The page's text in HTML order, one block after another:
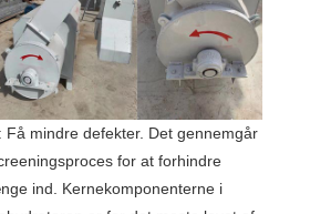
Få mindre defekter. Det gennemgår
for at forhindre
ind. Kernekomponenterne i